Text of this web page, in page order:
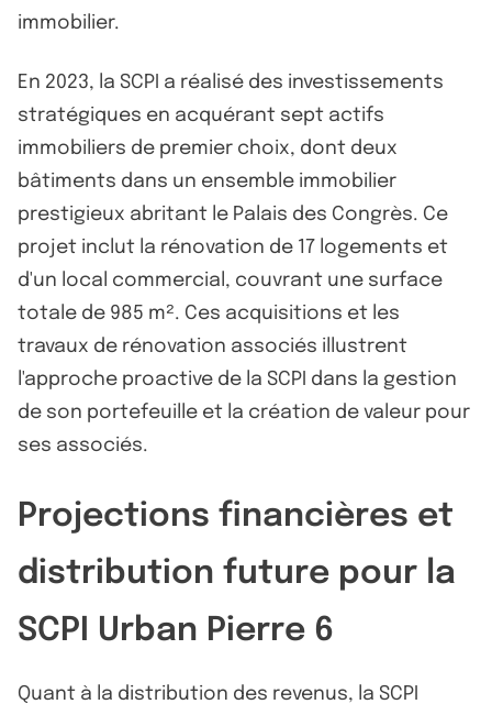
immobilier.
En 2023, la SCPI a réalisé des investissements
stratégiques en acquérant sept actifs
immobiliers de premier choix, dont deux
bâtiments dans un ensemble immobilier
prestigieux abritant le Palais des Congrès. Ce
projet inclut la rénovation de 17 logements et
d'un local commercial, couvrant une surface
totale de 985 m². Ces acquisitions et les
travaux de rénovation associés illustrent
l'approche proactive de la SCPI dans la gestion
de son portefeuille et la création de valeur pour
ses associés.
Projections financières et
distribution future pour la
SCPI Urban Pierre 6
Quant à la distribution des revenus, la SCPI